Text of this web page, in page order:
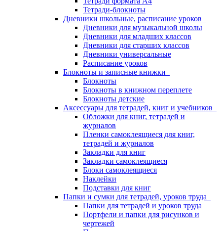
Тетради-блокноты
Дневники школьные, расписание уроков
Дневники для музыкальной школы
Дневники для младших классов
Дневники для старших классов
Дневники универсальные
Расписание уроков
Блокноты и записные книжки
Блокноты
Блокноты в книжном переплете
Блокноты детские
Аксессуары для тетрадей, книг и учебников
Обложки для книг, тетрадей и
журналов
Пленки самоклеящиеся для книг,
тетрадей и журналов
Закладки для книг
Закладки самоклеящиеся
Блоки самоклеящиеся
Наклейки
Подставки для книг
Папки и сумки для тетрадей, уроков труда
Папки для тетрадей и уроков труда
Портфели и папки для рисунков и
чертежей